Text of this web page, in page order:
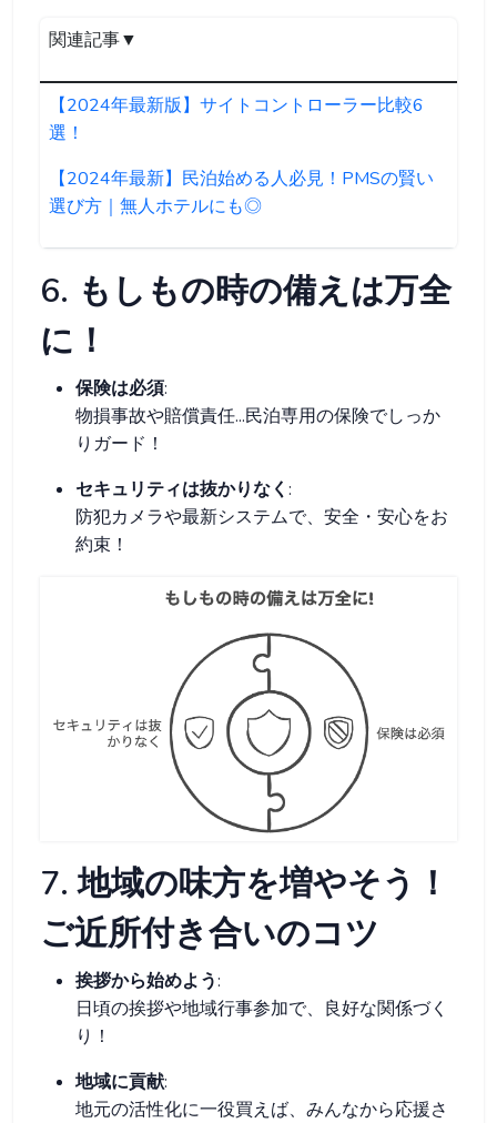
関連記事▼
【2024年最新版】サイトコントローラー比較6
選！
【2024年最新】民泊始める人必見！PMSの賢い
選び方｜無人ホテルにも◎
6. もしもの時の備えは万全
に！
保険は必須:
物損事故や賠償責任...民泊専用の保険でしっか
りガード！
セキュリティは抜かりなく :
防犯カメラや最新システムで、安全・安心をお
約束！
7. 地域の味方を増やそう！
ご近所付き合いのコツ
挨拶から始めよう:
日頃の挨拶や地域行事参加で、良好な関係づく
り！
地域に貢献:
地元の活性化に一役買えば、みんなから応援さ